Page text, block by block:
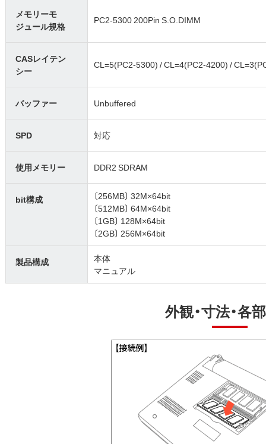
メモリーモ
ジュール規格
PC2-5300 200Pin S.O.DIMM
CASレイテン
シー
CL=5(PC2-5300) / CL=4(PC2-4200) /
バッファー Unbuffered
SPD 対応
使用メモリー DDR2 SDRAM
bit構成
〔256MB〕 32M×64bit
〔512MB〕 64M×64bit
〔1GB〕 128M×64bit
〔2GB〕 256M×64bit
製品構成
本体
マニュアル
外観・寸法・各